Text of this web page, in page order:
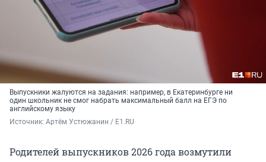
Выпускники жалуются на задания: например, в Екатеринбурге ни
один школьник не смог набрать максимальный балл на ЕГЭ по
английскому языку
Источник: Артём Устюжанин / E1.RU
Родителей выпускников 2026 года возмутили